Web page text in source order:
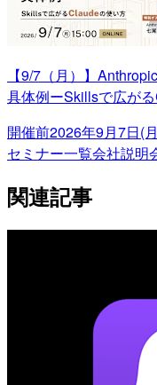
【9/7（月）】
具体例ーSkillsで広が
開催前2026年9月7日(
セミナー一覧会社説明
関連記事